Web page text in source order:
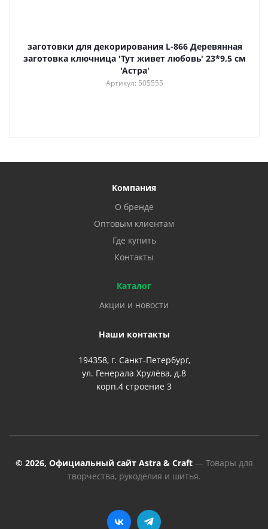
заготовки для декорирования L-866 Деревянная
заготовка ключница 'Тут живет любовь' 23*9,5 см
'Астра'
Артикул: 505555
Компания
О бренде
Оптовым клиентам
Где купить
Контакты
Каталог
Акции и новости
Наши контакты
194358, г. Санкт-Петербург,
ул. Генерала Хрулёва, д.8
корп.4 строение 3
© 2026, Официальный сайт Astra & Craft — Товары для
творчества, рукоделия и шитья.